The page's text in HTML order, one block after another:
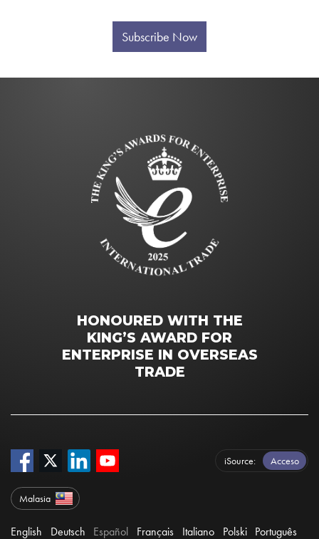
Subscribe Now
HONOURED WITH THE
KING’S AWARD FOR
ENTERPRISE IN OVERSEAS
TRADE
iSource Acceso
Malasia
English Deutsch Español Français Italiano Polski Português